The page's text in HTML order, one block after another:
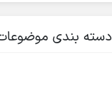
دسته بندی